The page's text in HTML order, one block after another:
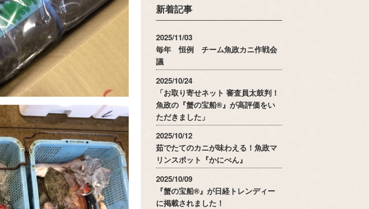
新着記事
2025/11/03
毎年 恒例 チーム魚政カニ作戦会
議
2025/10/24
「お取り寄せネット 審査員太鼓判！
魚政の『蟹の宝船®』が高評価をい
ただきました」
2025/10/12
茹でたてのカニが味わえる！魚政マ
リンスポット『かにべん』
2025/10/09
『蟹の宝船®』が日経トレンディー
に掲載されました！